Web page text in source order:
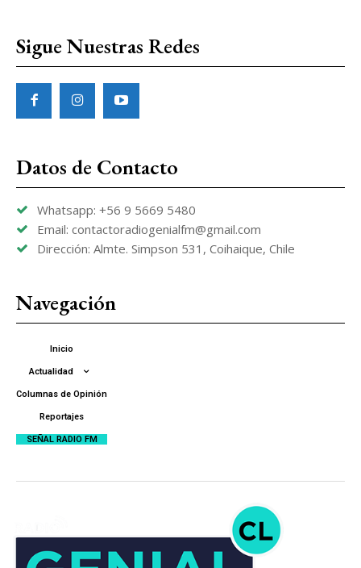
Sigue Nuestras Redes
Datos de Contacto
Whatsapp: +56 9 5669 5480
Email: contactoradiogenialfm@gmail.com
Dirección: Almte. Simpson 531, Coihaique, Chile
Navegación
Inicio
Actualidad
Columnas de Opinión
Reportajes
SEÑAL RADIO FM